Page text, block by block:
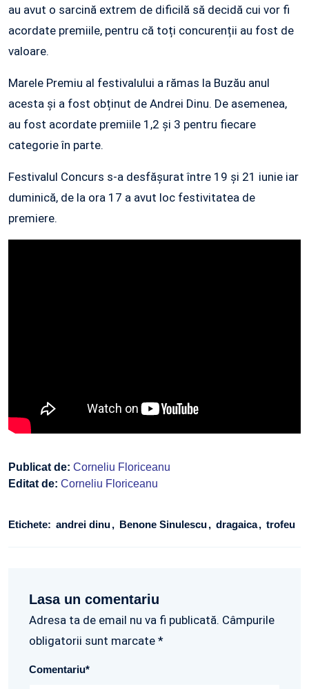
au avut o sarcină extrem de dificilă să decidă cui vor fi
acordate premiile, pentru că toți concurenții au fost de
valoare.
Marele Premiu al festivalului a rămas la Buzău anul
acesta și a fost obținut de Andrei Dinu. De asemenea,
au fost acordate premiile 1,2 și 3 pentru fiecare
categorie în parte.
Festivalul Concurs s-a desfășurat între 19 și 21 iunie iar
duminică, de la ora 17 a avut loc festivitatea de
premiere.
Publicat de: Corneliu Floriceanu
Editat de: Corneliu Floriceanu
Etichete: andrei dinu Benone Sinulescu dragaica trofeu
Lasa un comentariu
Adresa ta de email nu va fi publicată. Câmpurile
obligatorii sunt marcate *
Comentariu*